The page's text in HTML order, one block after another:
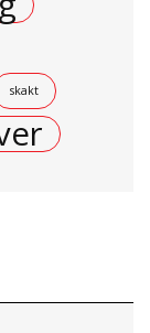
skakt